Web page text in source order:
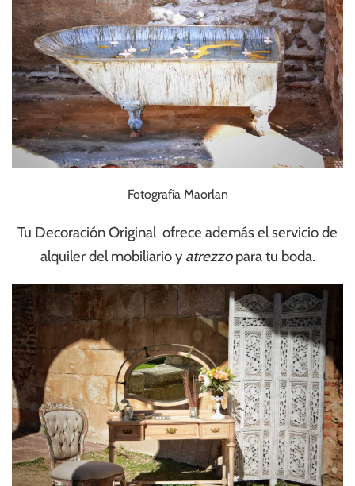
Fotografía Maorlan
Tu Decoración Original ofrece además el servicio de
alquiler del mobiliario y atrezzopara tu boda.